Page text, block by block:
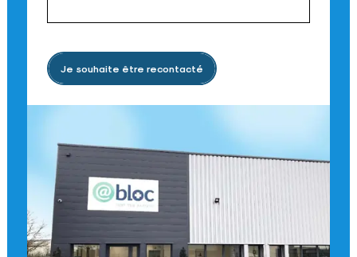
Je souhaite être recontacté